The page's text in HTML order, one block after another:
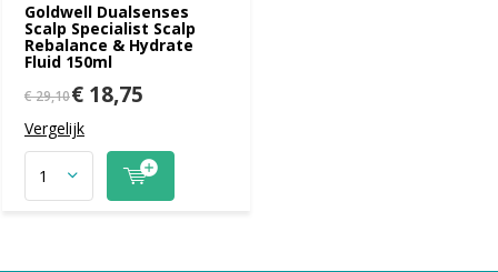
Goldwell Dualsenses
Scalp Specialist Scalp
Rebalance & Hydrate
Fluid 150ml
€ 29,10€ 18,75
Vergelijk